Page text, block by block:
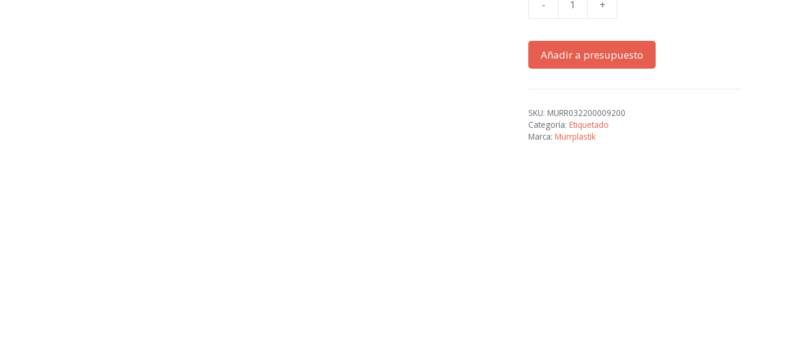
-
TR
Separador
cantidad
+
Añadir a presupuesto
SKU:MURR032200009200
Categoría:Etiquetado
Marca:Murrplastik